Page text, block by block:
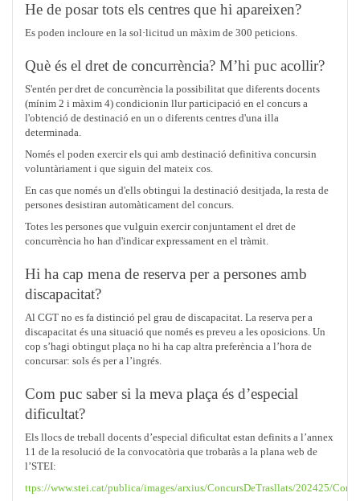
He de posar tots els centres que hi apareixen?
Es poden incloure en la sol·licitud un màxim de 300 peticions.
Què és el dret de concurrència? M’hi puc acollir?
S'entén per dret de concurrència la possibilitat que diferents docents
(mínim 2 i màxim 4) condicionin llur participació en el concurs a
l'obtenció de destinació en un o diferents centres d'una illa
determinada.
Només el poden exercir els qui amb destinació definitiva concursin
voluntàriament i que siguin del mateix cos.
En cas que només un d'ells obtingui la destinació desitjada, la resta de
persones desistiran automàticament del concurs.
Totes les persones que vulguin exercir conjuntament el dret de
concurrència ho han d'indicar expressament en el tràmit.
Hi ha cap mena de reserva per a persones amb
discapacitat?
Al CGT no es fa distinció pel grau de discapacitat. La reserva per a
discapacitat és una situació que només es preveu a les oposicions. Un
cop s’hagi obtingut plaça no hi ha cap altra preferència a l’hora de
concursar: sols és per a l’ingrés.
Com puc saber si la meva plaça és d’especial
dificultat?
Els llocs de treball docents d’especial dificultat estan definits a l’annex
11 de la resolució de la convocatòria que trobaràs a la plana web de
l’STEI:
ttps://www.stei.cat/publica/images/arxius/ConcursDeTrasllats/202425/